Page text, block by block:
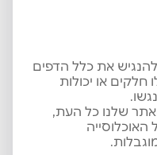
להנגיש את כלל הדפים
חלקים או יכולות
שלנו כל העת,